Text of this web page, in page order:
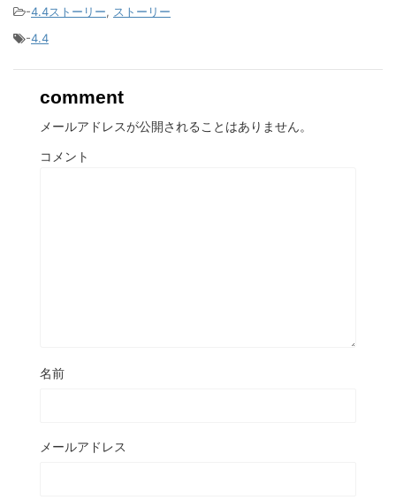
-4.4ストーリー, ストーリー
-4.4
comment
メールアドレスが公開されることはありません。
コメント
名前
メールアドレス